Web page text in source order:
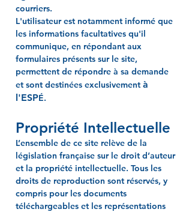
courriers.
L'utilisateur est notamment informé que
les informations facultatives qu'il
communique, en répondant aux
formulaires présents sur le site,
permettent de répondre à sa demande
et sont destinées exclusivement à
l'ESPÉ.
Propriété Intellectuelle
L’ensemble de ce site relève de la
législation française sur le droit d’auteur
et la propriété intellectuelle. Tous les
droits de reproduction sont réservés, y
compris pour les documents
téléchargeables et les représentations